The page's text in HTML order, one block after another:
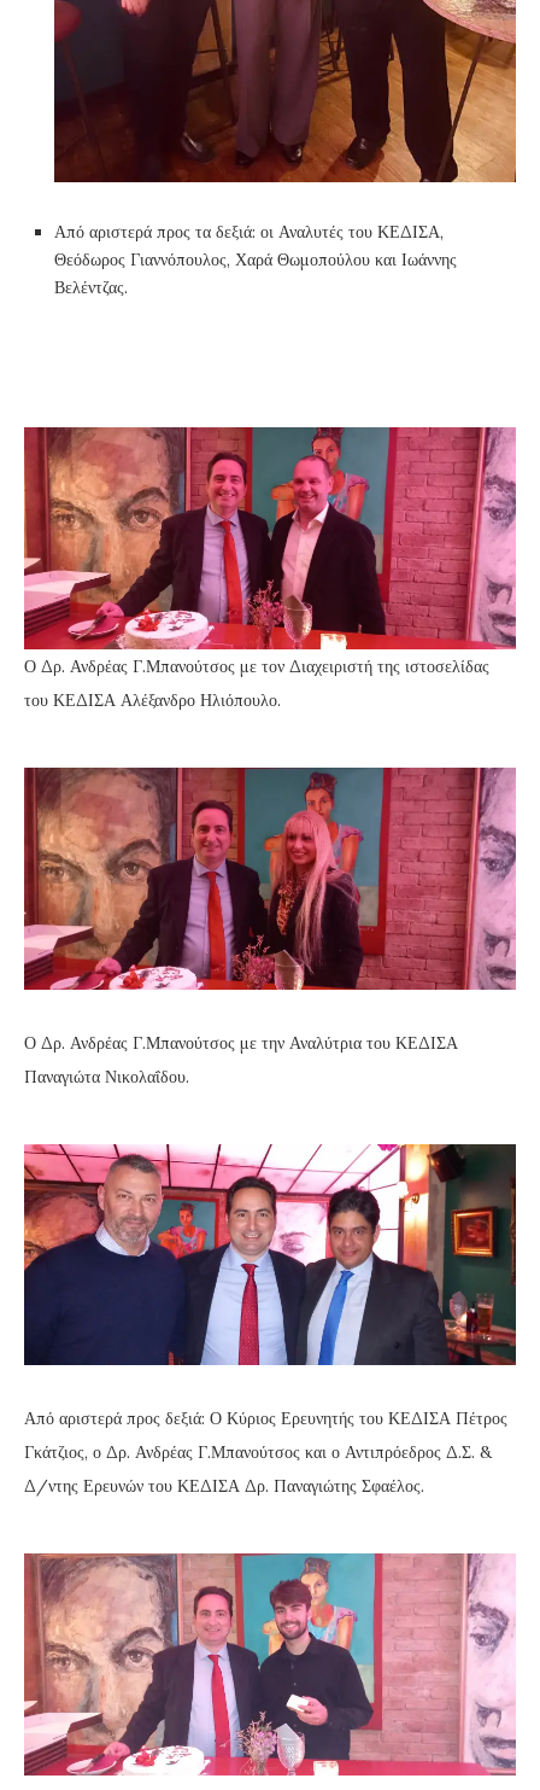
Από αριστερά προς τα δεξιά: οι Αναλυτές του ΚΕΔΙΣΑ,
Θεόδωρος Γιαννόπουλος, Χαρά Θωμοπούλου και Ιωάννης
Βελέντζας.
Ο Δρ. Ανδρέας Γ.Μπανούτσος με τον Διαχειριστή της ιστοσελίδας
του ΚΕΔΙΣΑ Αλέξανδρο Ηλιόπουλο.
Ο Δρ. Ανδρέας Γ.Μπανούτσος με την Αναλύτρια του ΚΕΔΙΣΑ
Παναγιώτα Νικολαΐδου.
Από αριστερά προς δεξιά: Ο Κύριος Ερευνητής του ΚΕΔΙΣΑ Πέτρος
Γκάτζιος, ο Δρ. Ανδρέας Γ.Μπανούτσος και ο Αντιπρόεδρος Δ.Σ. &
Δ/ντης Ερευνών του ΚΕΔΙΣΑ Δρ. Παναγιώτης Σφαέλος.